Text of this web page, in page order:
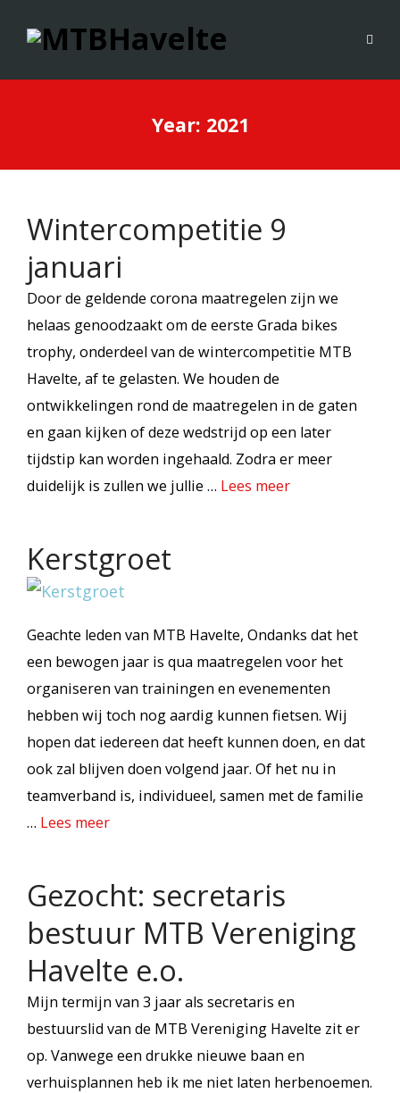
Year: 2021
Wintercompetitie 9
januari
Door de geldende corona maatregelen zijn we
helaas genoodzaakt om de eerste Grada bikes
trophy, onderdeel van de wintercompetitie MTB
Havelte, af te gelasten. We houden de
ontwikkelingen rond de maatregelen in de gaten
en gaan kijken of deze wedstrijd op een later
tijdstip kan worden ingehaald. Zodra er meer
duidelijk is zullen we jullie … Lees meer
Kerstgroet
Geachte leden van MTB Havelte, Ondanks dat het
een bewogen jaar is qua maatregelen voor het
organiseren van trainingen en evenementen
hebben wij toch nog aardig kunnen fietsen. Wij
hopen dat iedereen dat heeft kunnen doen, en dat
ook zal blijven doen volgend jaar. Of het nu in
teamverband is, individueel, samen met de familie
… Lees meer
Gezocht: secretaris
bestuur MTB Vereniging
Havelte e.o.
Mijn termijn van 3 jaar als secretaris en
bestuurslid van de MTB Vereniging Havelte zit er
op. Vanwege een drukke nieuwe baan en
verhuisplannen heb ik me niet laten herbenoemen.